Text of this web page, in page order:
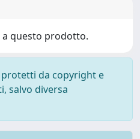
a questo prodotto.
da copyright e
salvo diversa